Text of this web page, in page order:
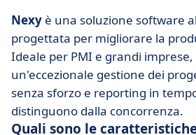
Nexy è una soluzione software
progettata per migliorare la
Ideale per PMI e grandi
un'eccezionale gestione dei
senza sforzo e reporting in
distinguono dalla concorrenza.
Quali sono le